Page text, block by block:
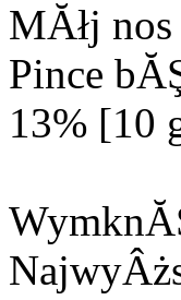
MĂłj
Pince
13% [10